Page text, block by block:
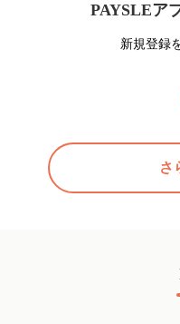
PAYSLEア
新規登録
さ